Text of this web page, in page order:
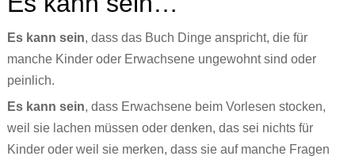
Video Bilderbuch
Multilingua
ŞEY yapmak?
TO raditi?
Es kann sein…
Spiel
Memory
Mandos Kleiderkasten
Cansus Frage
Warum Das machen?
Rezensionen
Ein bisschen wie du // A little like you
Alles gut
Aktuell
Veranstaltungen
Es kann sein, dass das Buch Dinge anspricht, die für
manche Kinder oder Erwachsene ungewohnt sind oder
peinlich.
Es kann sein, dass Erwachsene beim Vorlesen stocken,
weil sie lachen müssen oder denken, das sei nichts für
Kinder oder weil sie merken, dass sie auf manche Fragen